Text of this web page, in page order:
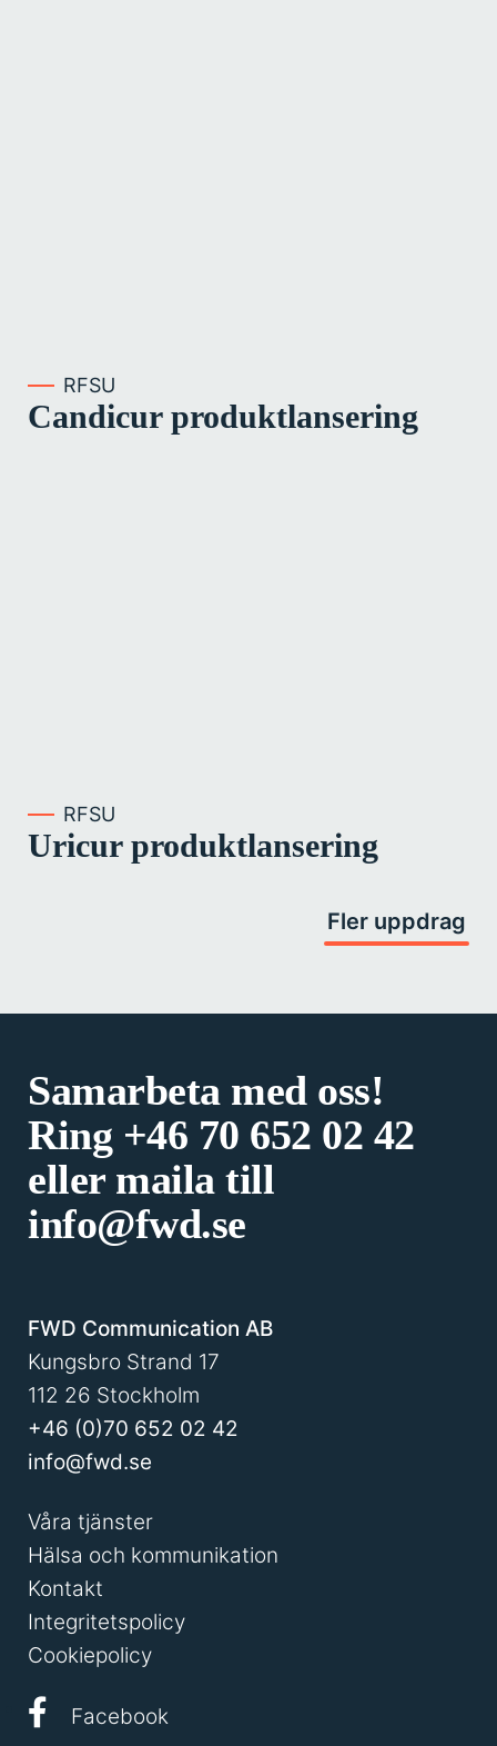
RFSU
Candicur produktlansering
RFSU
Uricur produktlansering
Fler uppdrag
Samarbeta med oss!
Ring +46 70 652 02 42
eller maila till
info@fwd.se
FWD Communication AB
Kungsbro Strand 17
112 26 Stockholm
+46 (0)70 652 02 42
info@fwd.se
Våra tjänster
Hälsa och kommunikation
Kontakt
Integritetspolicy
Cookiepolicy
Facebook